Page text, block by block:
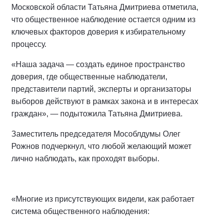
Московской области Татьяна Дмитриева отметила,
что общественное наблюдение остается одним из
ключевых факторов доверия к избирательному
процессу.
«Наша задача — создать единое пространство
доверия, где общественные наблюдатели,
представители партий, эксперты и организаторы
выборов действуют в рамках закона и в интересах
граждан», — подытожила Татьяна Дмитриева.
Заместитель председателя Мособлдумы Олег
Рожнов подчеркнул, что любой желающий может
лично наблюдать, как проходят выборы.
«Многие из присутствующих видели, как работает
система общественного наблюдения: